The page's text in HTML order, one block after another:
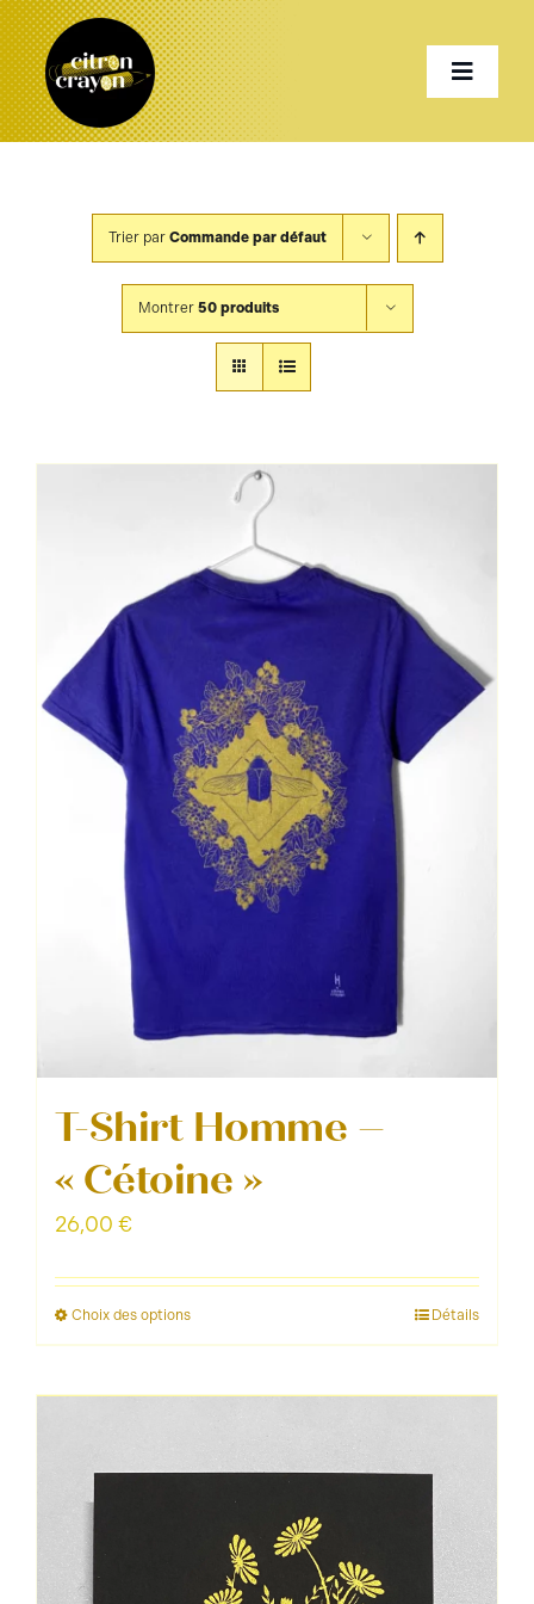
Passer
au
contenu
Toggle
Présentation
Mon Compte
Panier
Trier par Commande par défaut
Montrer 50 produits
T-Shirt Homme –
« Cétoine »
26,00 €
Choix des optionsCe
a
plusieurs
options
peuvent
Détails